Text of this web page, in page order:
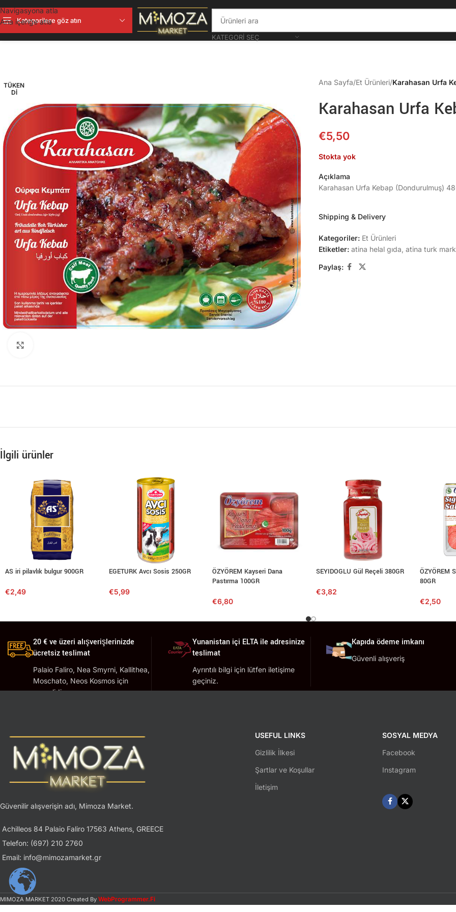
Navigasyona atla
Ana içeriğe atla
Kategorilere göz atın
KATEGORI SEÇ
TÜKEN
DI
Ana Sayfa/Et Ürünleri/Karahasan Urfa
Karahasan Urfa
€5,50
Stokta yok
Açıklama
Karahasan Urfa Kebap (Dondurulmuş)
Shipping & Delivery
Kategoriler: Et Ürünleri
Etiketler: atina helal gıda atina turk
Paylaş:
İlgili ürünler
AS iri pilavlık bulgur 900GR
€2,49
EGETURK Avcı Sosis 250GR
€5,99
ÖZYÖREM Kayseri Dana
Pastırma 100GR
€6,80
SEYIDOGLU Gül Reçeli 380GR
€3,82
ÖZYÖREM
80GR
€2,50
20 € ve üzeri alışverişlerinizde
ücretsiz teslimat
Palaio Faliro, Nea Smyrni, Kallithea,
Moschato, Neos Kosmos için
geçerlidir.
Yunanistan içi ELTA ile adresinize
teslimat
Ayrıntılı bilgi için lütfen iletişime
geçiniz.
Kapıda ödeme imkanı
Güvenli alışveriş
Güvenilir alışverişin adı, Mimoza Market.
Achilleos 84 Palaio Faliro 17563 Athens, GREECE
Telefon: (697) 210 2760
Email: info@mimozamarket.gr
USEFUL LINKS
Gizlilik İlkesi
Şartlar ve Koşullar
İletişim
SOSYAL MEDYA
Facebook
Instagram
MIMOZA MARKET 2020 Created By WebProgrammer.Fi